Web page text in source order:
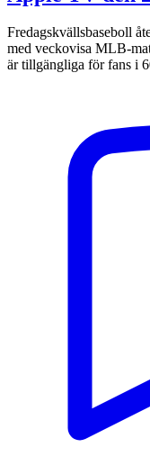
Fredagskvällsbaseboll
med veckovisa MLB-
är tillgängliga för fans i